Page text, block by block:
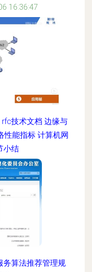
16:36:47
技术文档 边缘与
性能指标 计算机网
小结
19:12:22
务算法推荐管理规